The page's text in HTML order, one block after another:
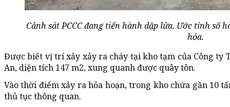
Cảnh sát PCCC đang tiến hành dập lửa. Ước tính số
hóa.
Được biết vị trí xảy xảy ra cháy tại kho tạm của Công ty
An, diện tích 147 m2, xung quanh được quây tôn.
Vào thời điểm xảy ra hỏa hoạn, trong kho chứa gần 10
thủ tục thông quan.